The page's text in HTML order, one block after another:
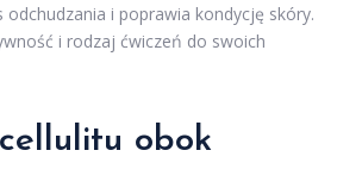
i poprawia kondycję skóry.
i rodzaj ćwiczeń do swoich
obok